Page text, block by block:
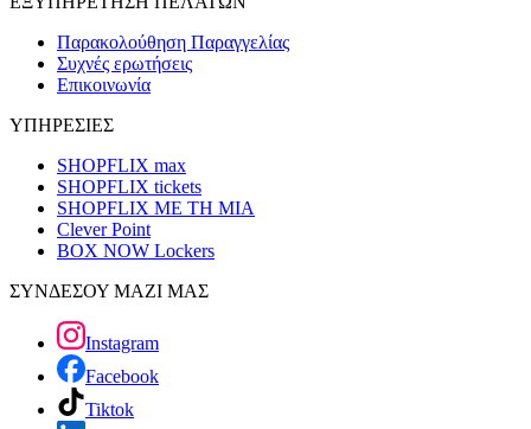
Παρακολούθηση Παραγγελίας
Συχνές ερωτήσεις
Επικοινωνία
ΥΠΗΡΕΣΙΕΣ
SHOPFLIX max
SHOPFLIX tickets
SHOPFLIX ΜΕ ΤΗ ΜΙΑ
Clever Point
BOX NOW Lockers
ΣΥΝΔΕΣΟΥ ΜΑΖΙ ΜΑΣ
Instagram
Facebook
Tiktok